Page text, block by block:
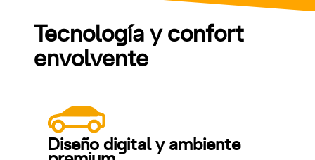
Tecnología y confort
envolvente
Diseño digital y ambiente